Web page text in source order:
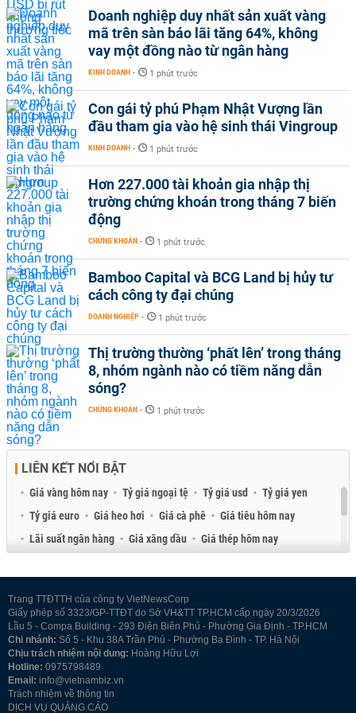
Doanh nghiệp duy nhất sản xuất vàng
mã trên sàn báo lãi tăng 64%, không
vay một đồng nào từ ngân hàng
KINH DOANH - 1 phút trước
Con gái tỷ phú Phạm Nhật Vượng lần
đầu tham gia vào hệ sinh thái Vingroup
KINH DOANH - 1 phút trước
Hơn 227.000 tài khoản gia nhập thị
trường chứng khoán trong tháng 7 biến
động
CHỨNG KHOÁN - 1 phút trước
Bamboo Capital và BCG Land bị hủy tư
cách công ty đại chúng
DOANH NGHIỆP - 1 phút trước
Thị trường thường ‘phất lên’ trong tháng
8, nhóm ngành nào có tiềm năng dẫn
sóng?
CHỨNG KHOÁN - 1 phút trước
LIÊN KẾT NỔI BẬT
Giá vàng hôm nay Tỷ giá ngoại tệ Tỷ giá usd
Tỷ giá yen
Tỷ giá euro
Giá heo hơi Giá cà phê
Giá tiêu hôm nay
Lãi suất ngân hàng
Giá xăng dầu
Giá thép hôm nay
Trang TTĐTTH của công ty VietNewsCorp
Giấy phép số 3323/GP-TTĐT do Sở VH&TT TP.HCM cấp ngày 20/3/2026
Lầu 5 - Compa Building - 293 Điện Biên Phủ - Phường Gia Định - TP.HCM
Chi nhánh: Số 5 - Khu 38A Trần Phú - Phường Ba Đình - TP. Hà Nội
Chịu trách nhiệm nội dung: Hoàng Hữu Lợi
Hotline: 0975798489
Email: info@vietnambiz.vn
Trách nhiệm về thông tin
DỊCH VỤ QUẢNG CÁO